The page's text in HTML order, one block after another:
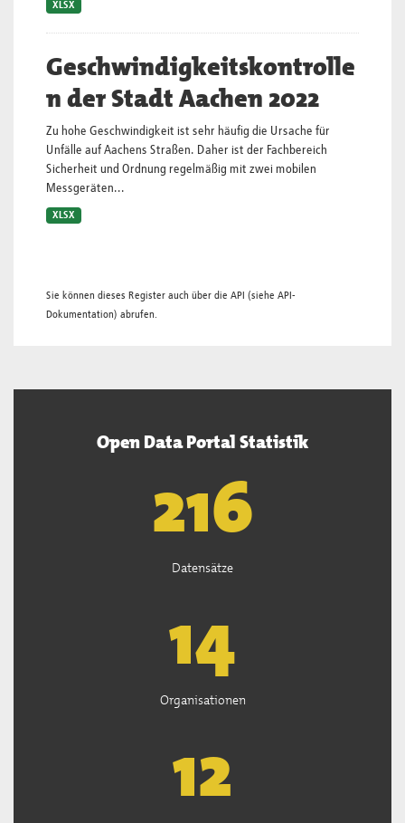
XLSX
Geschwindigkeitskontrolle
n der Stadt Aachen 2022
Zu hohe Geschwindigkeit ist sehr häufig die Ursache für
Unfälle auf Aachens Straßen. Daher ist der Fachbereich
Sicherheit und Ordnung regelmäßig mit zwei mobilen
Messgeräten...
XLSX
Sie können dieses Register auch über die API (siehe API-
Dokumentation) abrufen.
Open Data Portal Statistik
219
Datensätze
14
Organisationen
13